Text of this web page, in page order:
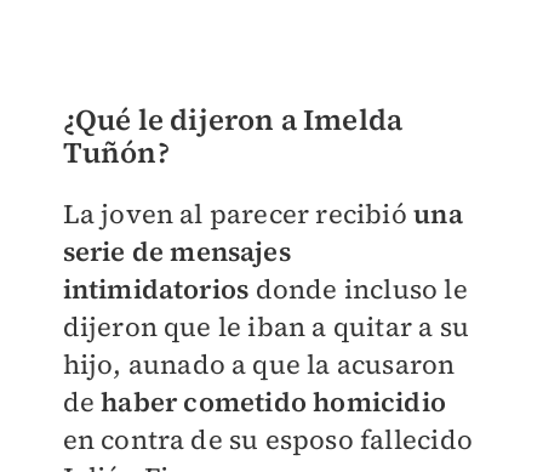
¿Qué le dijeron a Imelda
Tuñón?
La joven al parecer recibióuna
serie de mensajes
intimidatorios donde incluso le
dijeron que le iban a quitar a su
hijo, aunado a que la acusaron
de haber cometido homicidio
en contra de su esposo fallecido